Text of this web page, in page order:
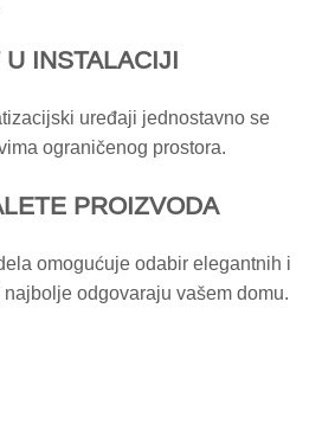
INSTALACIJI
uređaji jednostavno se
ograničenog prostora.
PROIZVODA
omogućuje odabir elegantnih i
odgovaraju vašem domu.